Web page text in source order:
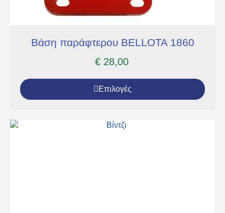
Βάση παράφτερου BELLOTA 1860
€28,00
Επιλογές